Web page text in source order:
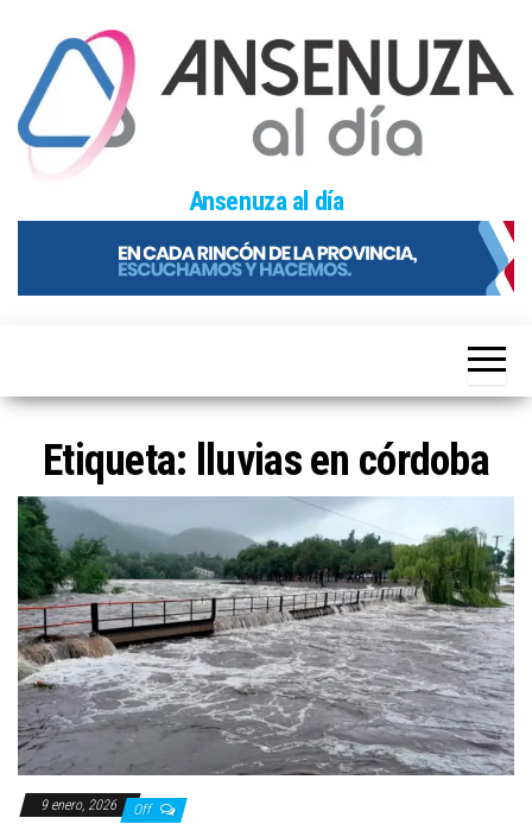
content
Ansenuza al día
Etiqueta: lluvias en córdoba
9 enero, 2026 Off